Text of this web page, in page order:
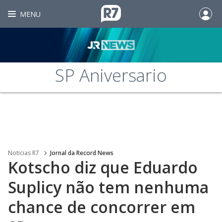
MENU
SP Aniversario
Noticias R7 Jornal da Record News
Kotscho diz que Eduardo
Suplicy não tem nenhuma
chance de concorrer em